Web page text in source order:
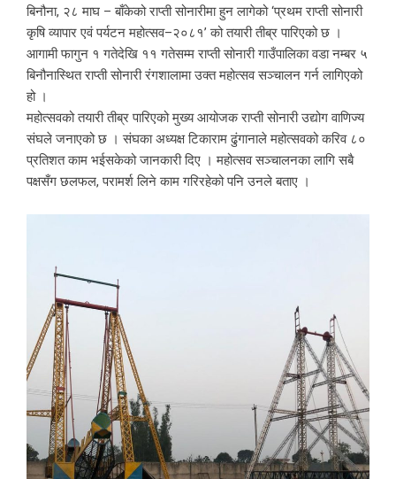
बिनौना, २८ माघ – बाँकेको राप्ती सोनारीमा हुन लागेको ‘प्रथम राप्ती सोनारी
कृषि व्यापार एवं पर्यटन महोत्सव–२०८१’ को तयारी तीब्र पारिएको छ ।
आगामी फागुन १ गतेदेखि ११ गतेसम्म राप्ती सोनारी गाउँपालिका वडा नम्बर ५
बिनौनास्थित राप्ती सोनारी रंगशालामा उक्त महोत्सव सञ्चालन गर्न लागिएको
हो ।
महोत्सवको तयारी तीब्र पारिएको मुख्य आयोजक राप्ती सोनारी उद्योग वाणिज्य
संघले जनाएको छ । संघका अध्यक्ष टिकाराम ढुंगानाले महोत्सवको करिव ८०
प्रतिशत काम भईसकेको जानकारी दिए । महोत्सव सञ्चालनका लागि सबै
पक्षसँग छलफल, परामर्श लिने काम गरिरहेको पनि उनले बताए ।